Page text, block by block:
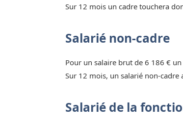
Sur 12 mois un cadre touchera
Salarié non-cadre
Pour un salaire brut de 6 186 €
Sur 12 mois, un salarié non-
Salarié de la